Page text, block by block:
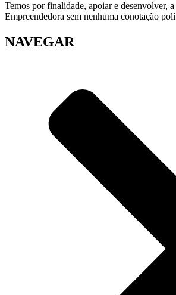
Temos por finalidade, apoiar e desenvolver,
Empreendedora sem nenhuma conotação
NAVEGAR